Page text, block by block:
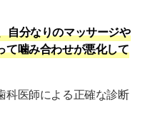
自分なりのマッサージや
て噛み合わせが悪化して
科医師による正確な診断